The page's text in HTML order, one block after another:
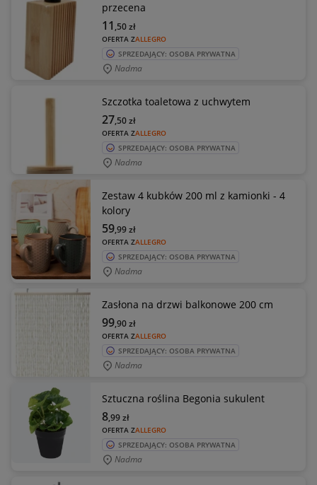
przecena
OFERTA ZALLEGRO
11 ,50zł
SPRZEDAJĄCY: OSOBA PRYWATNA
Nadma
Szczotka toaletowa z uchwytem
OFERTA ZALLEGRO
27,50zł
SPRZEDAJĄCY: OSOBA PRYWATNA
Nadma
Zestaw 4 kubków 200 ml z kamionki - 4
kolory
OFERTA ZALLEGRO
59,99zł
SPRZEDAJĄCY: OSOBA PRYWATNA
Nadma
Zasłona na drzwi balkonowe 200 cm
OFERTA ZALLEGRO
99,90zł
SPRZEDAJĄCY: OSOBA PRYWATNA
Nadma
Sztuczna roślina Begonia sukulent
OFERTA ZALLEGRO
8,99zł
SPRZEDAJĄCY: OSOBA PRYWATNA
Nadma